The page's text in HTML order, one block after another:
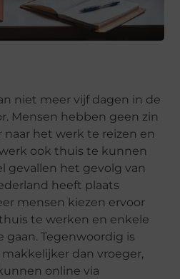
niet meer vijf dagen in de
Mensen hebben geen zin
het werk te reizen en
ook thuis te kunnen
gevallen het gevolg van
heeft plaats
mensen kiezen ervoor
te werken en enkele
gaan. Tegenwoordig is
dan vroeger,
online via